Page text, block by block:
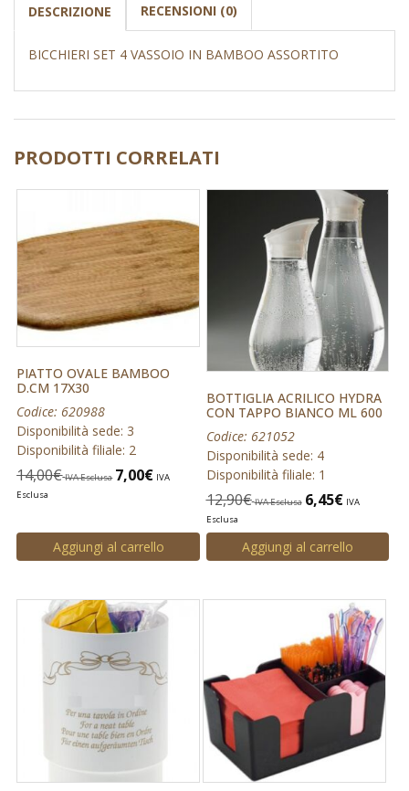
DESCRIZIONE RECENSIONI (0)
BICCHIERI SET 4 VASSOIO IN BAMBOO ASSORTITO
PRODOTTI CORRELATI
PIATTO OVALE BAMBOO
D.CM 17X30
Codice: 620988
Disponibilità sede: 3
Disponibilità filiale: 2
14,00€ IVA Esclusa 7,00€ IVA
Esclusa
Aggiungi al carrello
BOTTIGLIA ACRILICO HYDRA
CON TAPPO BIANCO ML 600
Codice: 621052
Disponibilità sede: 4
Disponibilità filiale: 1
12,90€ IVA Esclusa 6,45€ IVA
Esclusa
Aggiungi al carrello